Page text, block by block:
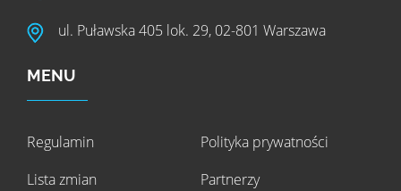
ul. Puławska 405 lok. 29, 02-801 Warszawa
MENU
Regulamin
Polityka prywatności
Lista zmian
Partnerzy